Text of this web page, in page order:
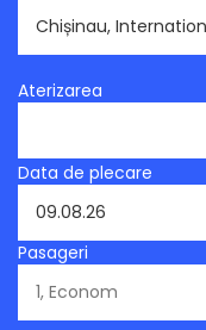
Aterizarea
Data de plecare
Pasageri